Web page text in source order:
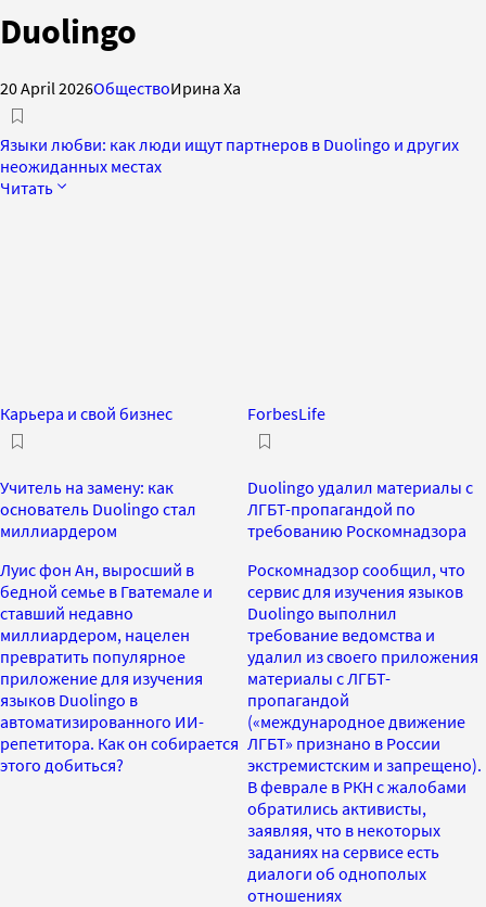
Duolingo
20 April 2026ОбществоИрина Ха
Языки любви: как люди ищут партнеров в Duolingo и других
неожиданных местах
Читать
Карьера и свой бизнес
Учитель на замену: как
основатель Duolingo стал
миллиардером
Луис фон Ан, выросший в
бедной семье в Гватемале и
ставший недавно
миллиардером, нацелен
превратить популярное
приложение для изучения
языков Duolingo в
автоматизированного ИИ-
репетитора. Как он собирается
этого добиться?
ForbesLife
Duolingo удалил материалы с
ЛГБТ-пропагандой по
требованию Роскомнадзора
Роскомнадзор сообщил, что
сервис для изучения языков
Duolingo выполнил
требование ведомства и
удалил из своего приложения
материалы с ЛГБТ-
пропагандой
(«международное движение
ЛГБТ» признано в России
экстремистским и запрещено).
В феврале в РКН с жалобами
обратились активисты,
заявляя, что в некоторых
заданиях на сервисе есть
диалоги об однополых
отношениях